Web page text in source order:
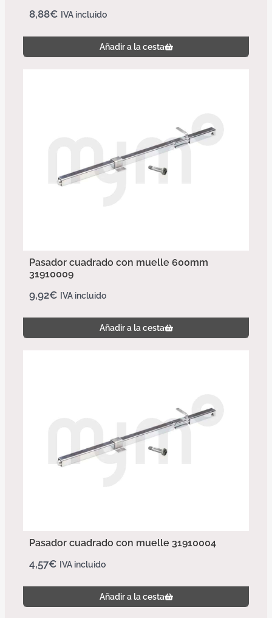
8,88€ IVA incluido
Añadir a la cesta
Pasador cuadrado con muelle 600mm
31910009
9,92€ IVA incluido
Añadir a la cesta
Pasador cuadrado con muelle 31910004
4,57€ IVA incluido
Añadir a la cesta